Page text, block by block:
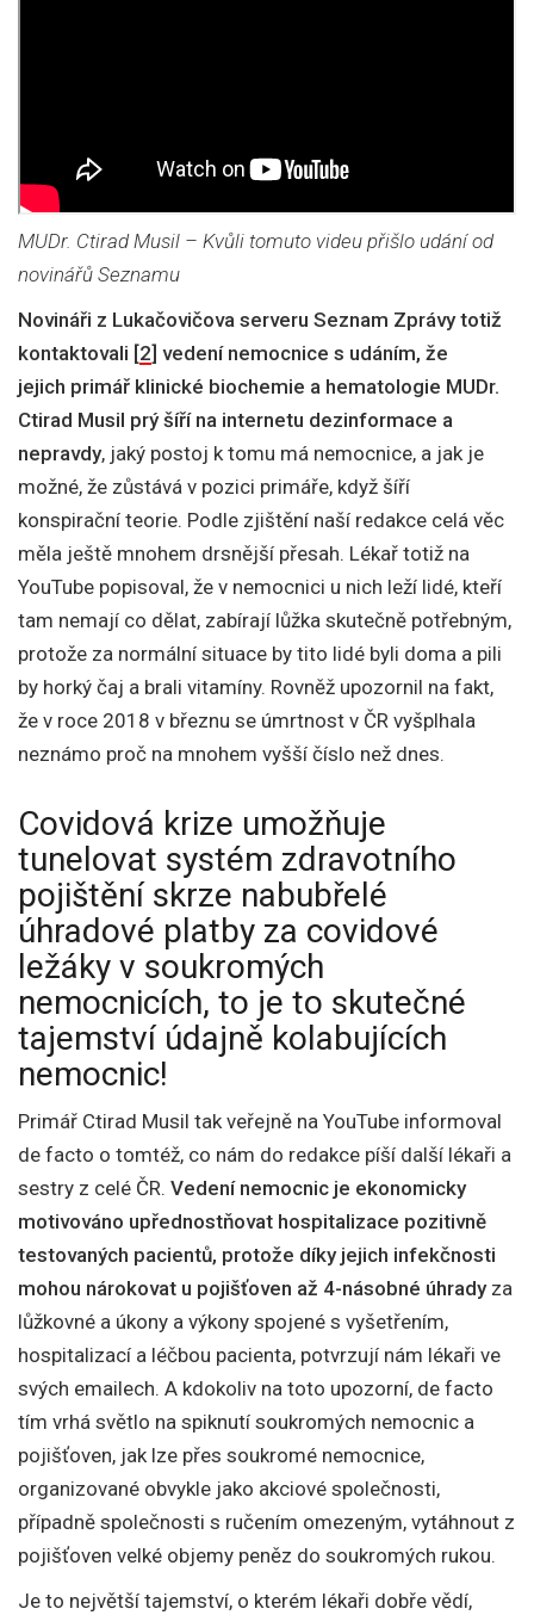
MUDr. Ctirad Musil – Kvůli tomuto videu přišlo udání od
novinářů Seznamu
Novináři z Lukačovičova serveru Seznam Zprávy totiž
kontaktovali [2] vedení nemocnice s udáním, že
jejich primář klinické biochemie a hematologie MUDr.
Ctirad Musil prý šíří na internetu dezinformace a
nepravdy, jaký postoj k tomu má nemocnice, a jak je
možné, že zůstává v pozici primáře, když šíří
konspirační teorie. Podle zjištění naší redakce celá věc
měla ještě mnohem drsnější přesah. Lékař totiž na
YouTube popisoval, že v nemocnici u nich leží lidé, kteří
tam nemají co dělat, zabírají lůžka skutečně potřebným,
protože za normální situace by tito lidé byli doma a pili
by horký čaj a brali vitamíny. Rovněž upozornil na fakt,
že v roce 2018 v březnu se úmrtnost v ČR vyšplhala
neznámo proč na mnohem vyšší číslo než dnes.
Covidová krize umožňuje
tunelovat systém zdravotního
pojištění skrze nabubřelé
úhradové platby za covidové
ležáky v soukromých
nemocnicích, to je to skutečné
tajemství údajně kolabujících
nemocnic!
Primář Ctirad Musil tak veřejně na YouTube informoval
de facto o tomtéž, co nám do redakce píší další lékaři a
sestry z celé ČR. Vedení nemocnic je ekonomicky
motivováno upřednostňovat hospitalizace pozitivně
testovaných pacientů, protože díky jejich infekčnosti
mohou nárokovat u pojišťoven až 4-násobné úhradyza
lůžkovné a úkony a výkony spojené s vyšetřením,
hospitalizací a léčbou pacienta, potvrzují nám lékaři ve
svých emailech. A kdokoliv na toto upozorní, de facto
tím vrhá světlo na spiknutí soukromých nemocnic a
pojišťoven, jak lze přes soukromé nemocnice,
organizované obvykle jako akciové společnosti,
případně společnosti s ručením omezeným, vytáhnout z
pojišťoven velké objemy peněz do soukromých rukou.
Je to největší tajemství, o kterém lékaři dobře vědí,